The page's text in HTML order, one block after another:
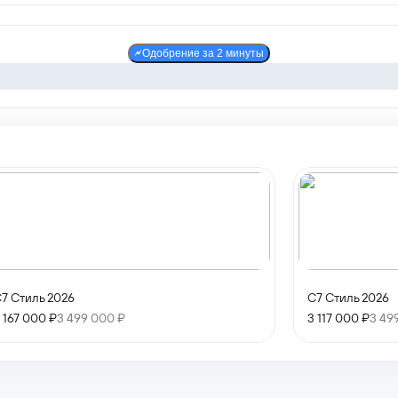
Одобрение за 2 минуты
Стиль 2026
167 000 ₽3 499 000 ₽
C7 Стиль 2026
3 117 000 ₽3